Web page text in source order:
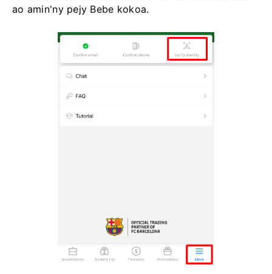
ao amin'ny pejy Bebe kokoa.